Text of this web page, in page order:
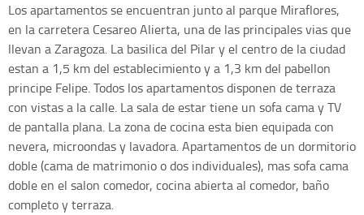
Los apartamentos se encuentran junto al parque Miraflores,
en la carretera Cesareo Alierta, una de las principales vias que
llevan a Zaragoza. La basilica del Pilar y el centro de la ciudad
estan a 1,5 km del establecimiento y a 1,3 km del pabellon
principe Felipe. Todos los apartamentos disponen de terraza
con vistas a la calle. La sala de estar tiene un sofa cama y TV
de pantalla plana. La zona de cocina esta bien equipada con
nevera, microondas y lavadora. Apartamentos de un dormitorio
doble (cama de matrimonio o dos individuales), mas sofa cama
doble en el salon comedor, cocina abierta al comedor, baño
completo y terraza.